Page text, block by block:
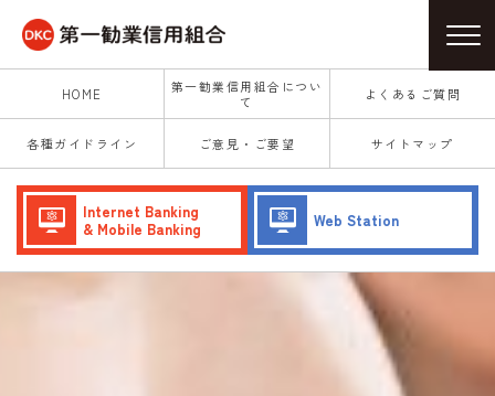
HOME
第一勧業信用組合につい
て
よくあるご質問
各種ガイドライン ご意見・ご要望 サイトマップ
Internet Banking
& Mobile Banking
Web Station